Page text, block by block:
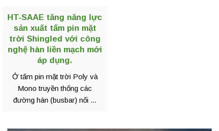
HT-SAAE tăng năng lực
sản xuất tấm pin mặt
trời Shingled với công
nghệ hàn liền mạch mới
áp dụng.
Ở tấm pin mặt trời Poly và
Mono truyền thống các
đường hàn (busbar) nối ...